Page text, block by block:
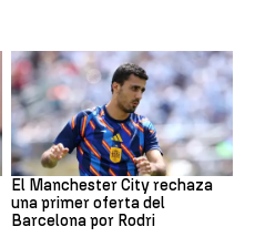
Fútbol
El Manchester City rechaza
una primer oferta del
Barcelona por Rodri